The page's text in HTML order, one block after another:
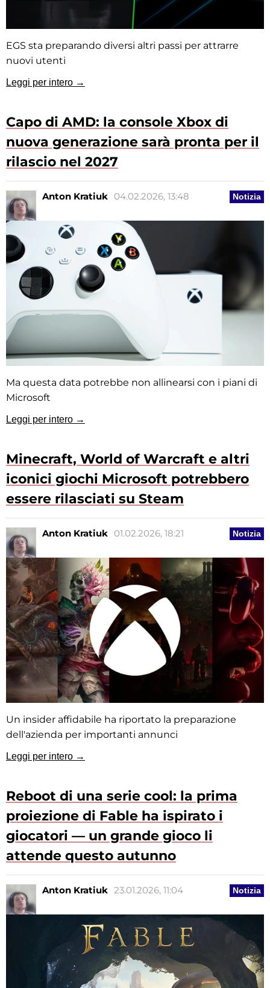
EGS sta preparando diversi altri passi per attrarre
nuovi utenti
Leggi per intero →
Capo di AMD: la console Xbox di
nuova generazione sarà pronta per il
rilascio nel 2027
Notizia
Anton Kratiuk 04.02.2026, 13:48
Ma questa data potrebbe non allinearsi con i piani di
Microsoft
Leggi per intero →
Minecraft, World of Warcraft e altri
iconici giochi Microsoft potrebbero
essere rilasciati su Steam
Notizia
Anton Kratiuk 01.02.2026, 18:21
Un insider affidabile ha riportato la preparazione
dell'azienda per importanti annunci
Leggi per intero →
Reboot di una serie cool: la prima
proiezione di Fable ha ispirato i
giocatori — un grande gioco li
attende questo autunno
Notizia
Anton Kratiuk 23.01.2026, 11:04